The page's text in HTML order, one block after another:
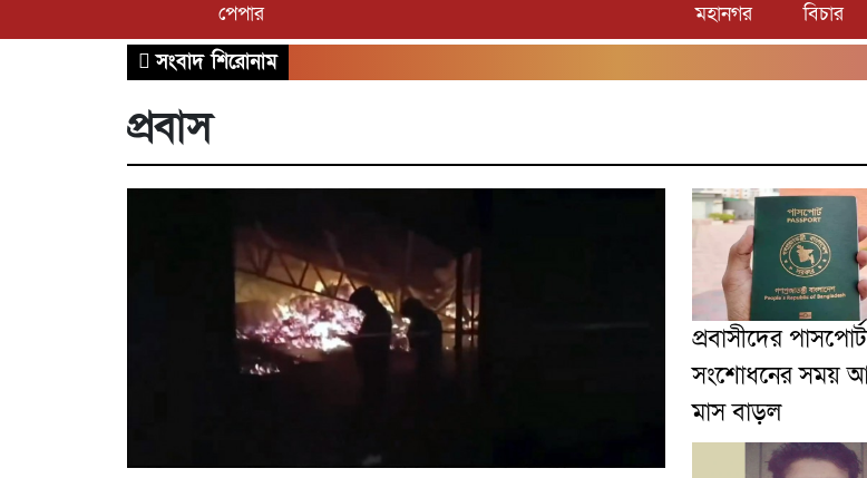
পেপার
মহানগর
বিচার
সংবাদ শিরোনাম
প্রবাস
প্রবাসীদের পাসপোর্ট
সংশোধনের সময়
মাস বাড়ল